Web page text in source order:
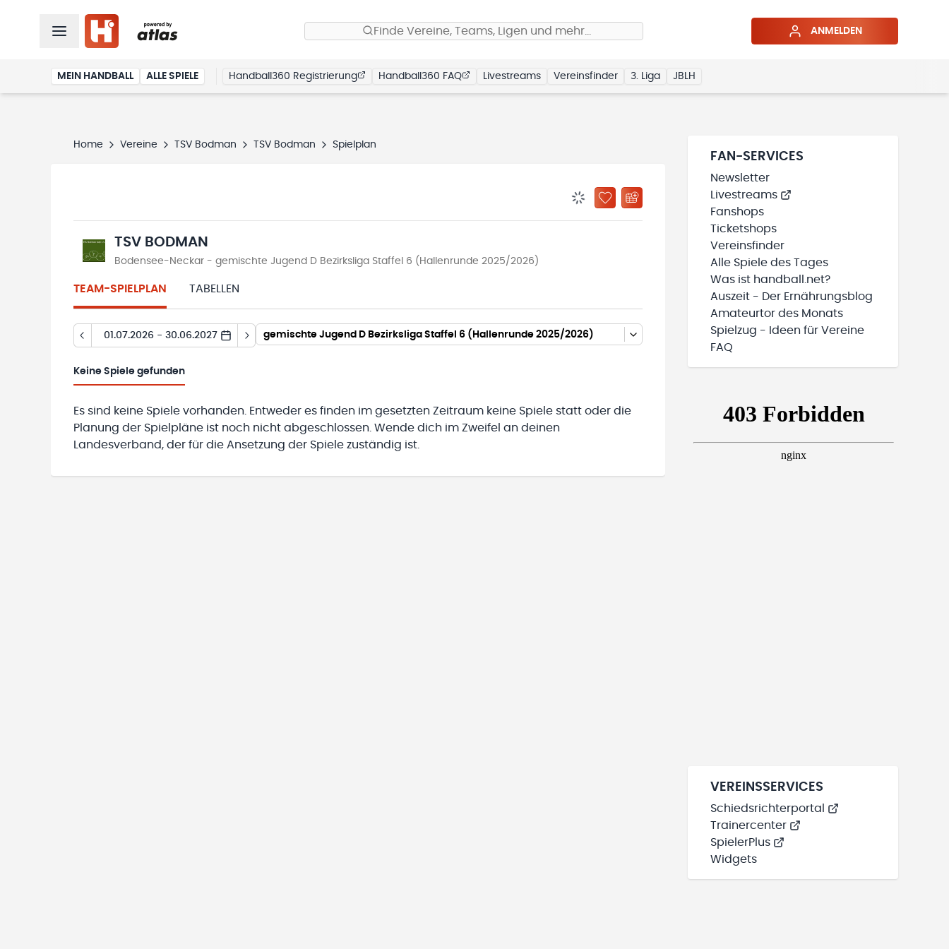
Finde Vereine, Teams, Ligen und mehr… ANMELDEN
MEIN HANDBALL ALLE SPIELE Handball360 Registrierung Handball360 FAQ Livestreams Vereinsfinder 3. Liga JBLH
Home Vereine TSV Bodman TSV Bodman Spielplan
BENACHRICHTIGUNGSSTATUS WIRD GELADEN
ZU „MEINE TEAMS“ HINZUFÜGEN
TSV BODMAN
Bodensee-Neckar - gemischte Jugend D Bezirksliga Staffel 6 (Hallenrunde 2025/2026)
TEAM-SPIELPLAN TABELLEN
01.07.2026 - 30.06.2027 gemischte Jugend D Bezirksliga Staffel 6 (Hallenrunde 2025/2026)
Keine Spiele gefunden
Es sind keine Spiele vorhanden. Entweder es finden im gesetzten Zeitraum keine Spiele statt oder die
Planung der Spielpläne ist noch nicht abgeschlossen. Wende dich im Zweifel an deinen
Landesverband, der für die Ansetzung der Spiele zuständig ist.
FAN-SERVICES
Newsletter
Livestreams
Fanshops
Ticketshops
Vereinsfinder
Alle Spiele des Tages
Was ist handball.net?
Auszeit - Der Ernährungsblog
Amateurtor des Monats
Spielzug - Ideen für Vereine
FAQ
VEREINSSERVICES
Schiedsrichterportal
Trainercenter
SpielerPlus
Widgets